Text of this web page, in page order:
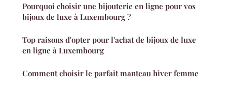
Pourquoi choisir une bijouterie en ligne pour vos
bijoux de luxe à Luxembourg ?
Top raisons d'opter pour l'achat de bijoux de luxe
en ligne à Luxembourg
Comment choisir le parfait manteau hiver femme